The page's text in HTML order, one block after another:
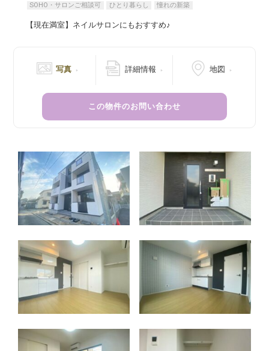
SOHO・サロンご相談可
ひとり暮らし 憧れの新築
【現在満室】ネイルサロンにもおすすめ♪
写真 詳細情報 地図
この物件のお問い合わせ